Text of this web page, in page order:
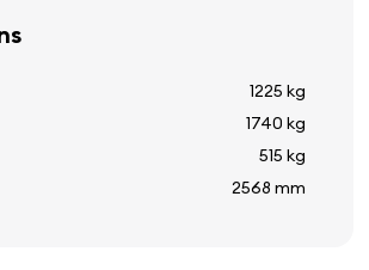
extérieure
1225 kg
1740 kg
515 kg
2568 mm